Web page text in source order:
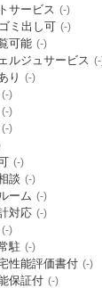
サービス (-)
ミ出し可 (-)
可能 (-)
ルジュサービス
り (-)
(-)
(-)
(-)
(-)
談 (-)
ーム (-)
対応 (-)
(-)
駐 (-)
性能評価書付 (-)
保証付 (-)